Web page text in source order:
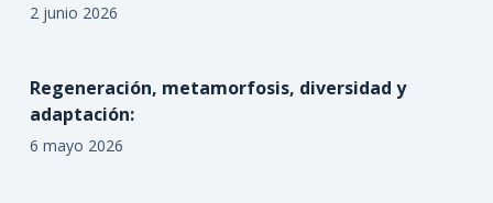
2 junio 2026
Regeneración, metamorfosis, diversidad y
adaptación:
6 mayo 2026